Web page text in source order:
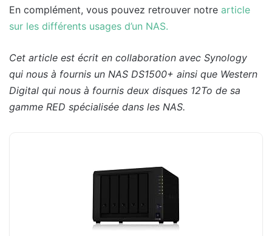
En complément, vous pouvez retrouver notre article
sur les différents usages d’un NAS.
Cet article est écrit en collaboration avec Synology
qui nous à fournis un NAS DS1500+ ainsi que Western
Digital qui nous à fournis deux disques 12To de sa
gamme RED spécialisée dans les NAS.